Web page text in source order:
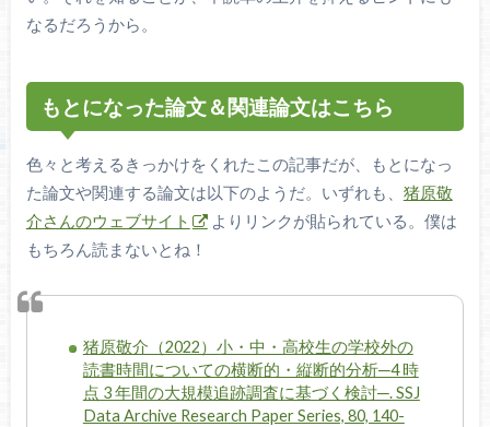
なるだろうから。
もとになった論文＆関連論文はこちら
色々と考えるきっかけをくれたこの記事だが、もとになっ
た論文や関連する論文は以下のようだ。いずれも、 猪原敬
介さんのウェブサイト
よりリンクが貼られている。僕は
もちろん読まないとね！
猪原敬介（2022）小・中・高校生の学校外の
読書時間についての横断的・縦断的分析─4 時
点 3 年間の大規模追跡調査に基づく検討─. SSJ
Data Archive Research Paper Series, 80, 140-